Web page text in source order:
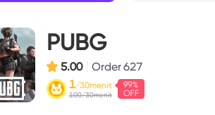
PUBG
5.00 Order627
1/30menit
100/30menit